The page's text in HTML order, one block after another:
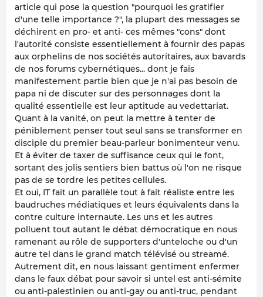
article qui pose la question "pourquoi les gratifier
d'une telle importance ?", la plupart des messages se
déchirent en pro- et anti- ces mêmes "cons" dont
l'autorité consiste essentiellement à fournir des papas
aux orphelins de nos sociétés autoritaires, aux bavards
de nos forums cybernétiques... dont je fais
manifestement partie bien que je n'ai pas besoin de
papa ni de discuter sur des personnages dont la
qualité essentielle est leur aptitude au vedettariat.
Quant à la vanité, on peut la mettre à tenter de
péniblement penser tout seul sans se transformer en
disciple du premier beau-parleur bonimenteur venu.
Et à éviter de taxer de suffisance ceux qui le font,
sortant des jolis sentiers bien battus où l'on ne risque
pas de se tordre les petites cellules.
Et oui, IT fait un parallèle tout à fait réaliste entre les
baudruches médiatiques et leurs équivalents dans la
contre culture internaute. Les uns et les autres
polluent tout autant le débat démocratique en nous
ramenant au rôle de supporters d'unteloche ou d'un
autre tel dans le grand match télévisé ou streamé.
Autrement dit, en nous laissant gentiment enfermer
dans le faux débat pour savoir si untel est anti-sémite
ou anti-palestinien ou anti-gay ou anti-truc, pendant